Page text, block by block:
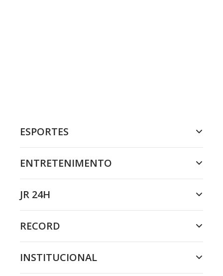
ESPORTES
ENTRETENIMENTO
JR 24H
RECORD
INSTITUCIONAL